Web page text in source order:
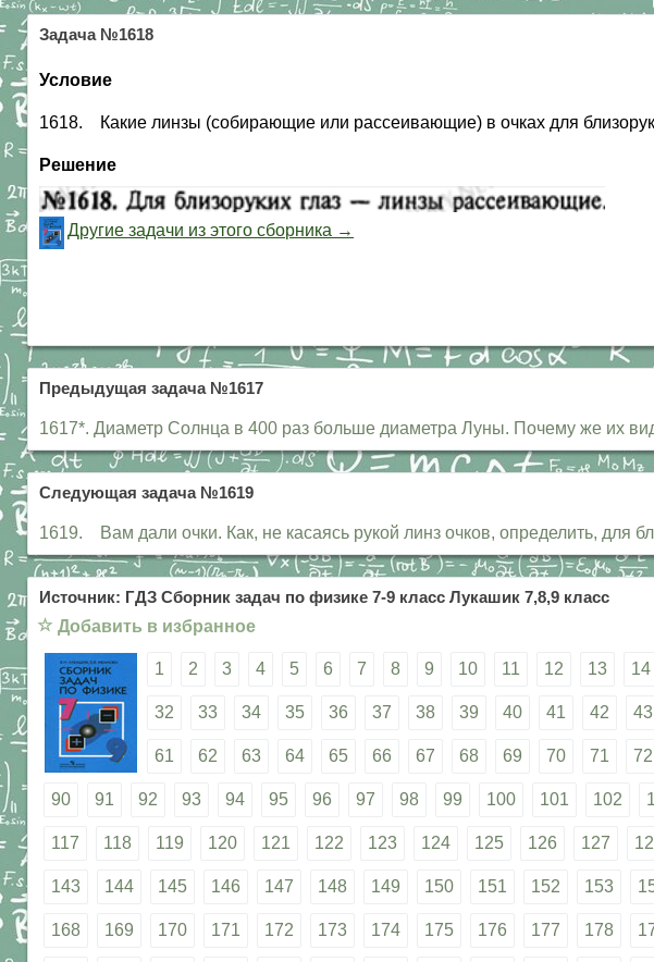
Задача №1618
Условие
1618. Какие линзы (собирающие или рассеивающие) в очках для
Решение
Другие задачи из этого сборника →
Предыдущая задача №1617
1617*. Диаметр Солнца в 400 раз больше диаметра Луны. Почему же их
Следующая задача №1619
1619. Вам дали очки. Как, не касаясь рукой линз очков, определить, для
Источник: ГДЗ Сборник задач по физике 7-9 класс Лукашик 7,8,9 класс
☆ Добавить в избранное
1 2 3 4 5 6 7 8 9 10 11 12 13 14
32 33 34 35 36 37 38 39 40 41 42 43
61 62 63 64 65 66 67 68 69 70 71 72
90 91 92 93 94 95 96 97 98 99 100 101 102
117 118 119 120 121 122 123 124 125 126 127
143 144 145 146 147 148 149 150 151 152 153
168 169 170 171 172 173 174 175 176 177 178